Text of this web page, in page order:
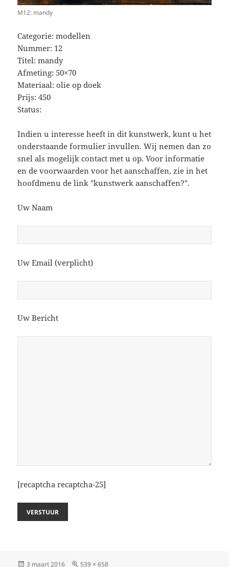
M12: mandy
Categorie: modellen
Nummer: 12
Titel: mandy
Afmeting: 50×70
Materiaal: olie op doek
Prijs: 450
Status:
Indien u interesse heeft in dit kunstwerk, kunt u het
onderstaande formulier invullen. Wij nemen dan zo
snel als mogelijk contact met u op. Voor informatie
en de voorwaarden voor het aanschaffen, zie in het
hoofdmenu de link "kunstwerk aanschaffen?".
Uw Naam
Uw Email (verplicht)
Uw Bericht
[recaptcha recaptcha-25]
Geplaatst
3 maart 2016 Volledige
539 × 658